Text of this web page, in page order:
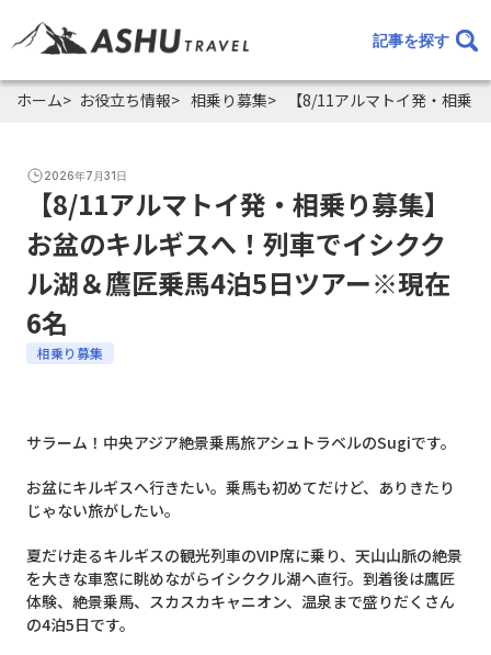
記事を探す
ホーム お役立ち情報 相乗り募集 【8/11アルマトイ発・相乗
2026年7月31日
【8/11アルマトイ発・相乗り募集】
お盆のキルギスへ！列車でイシクク
ル湖＆鷹匠乗馬4泊5日ツアー※現在
6名
相乗り募集
サラーム！中央アジア絶景乗馬旅アシュトラベルのSugiです。
お盆にキルギスへ行きたい。乗馬も初めてだけど、ありきたり
じゃない旅がしたい。
夏だけ走るキルギスの観光列車のVIP席に乗り、天山山脈の絶景
を大きな車窓に眺めながらイシククル湖へ直行。到着後は鷹匠
体験、絶景乗馬、スカスカキャニオン、温泉まで盛りだくさん
の4泊5日です。